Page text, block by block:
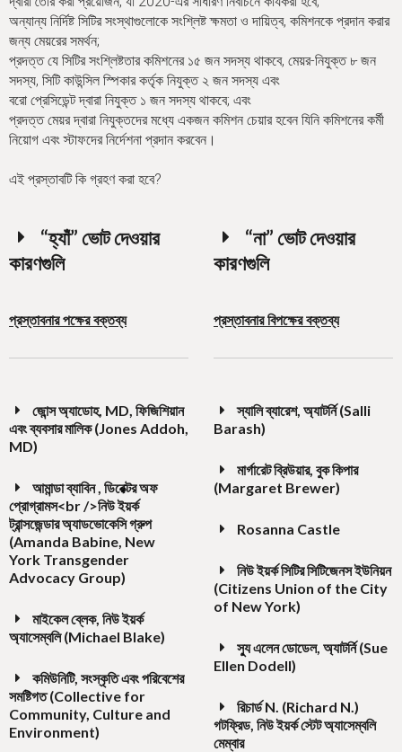
অন্যান্য নির্দিষ্ট সিটির সংস্থাগুলোকে সংশ্লিষ্ট ক্ষমতা ও দায়িত্ব, কমিশনকে প্রদান করার
জন্য মেয়রের সমর্থন;
প্রদত্ত যে সিটির সংশ্লিষ্টতার কমিশনের ১৫ জন সদস্য থাকবে, মেয়র-নিযুক্ত ৮ জন
সদস্য, সিটি কাউন্সিল স্পিকার কর্তৃক নিযুক্ত ২ জন সদস্য এবং
বরো প্রেসিডেন্ট দ্বারা নিযুক্ত ১ জন সদস্য থাকবে; এবং
প্রদত্ত মেয়র দ্বারা নিযুক্তদের মধ্যে একজন কমিশন চেয়ার হবেন যিনি কমিশনের কর্মী
নিয়োগ এবং স্টাফদের নির্দেশনা প্রদান করবেন।
এই প্রস্তাবটি কি গ্রহণ করা হবে?
“হ্যাঁ” ভোট দেওয়ার
কারণগুলি
“না” ভোট দেওয়ার
কারণগুলি
প্রস্তাবনার পক্ষের বক্তব্য
জোন্স অ্যাডোহ, MD, ফিজিশিয়ান
এবং ব্যবসার মালিক (Jones Addoh,
MD)
আমান্ডা ব্যাবিন , ডিরেক্টর অফ
প্রোগ্রামস<br />নিউ ইয়র্ক
ট্রান্সজেন্ডার অ্যাডভোকেসি গ্রুপ
(Amanda Babine, New
York Transgender
Advocacy Group)
মাইকেল ব্লেক, নিউ ইয়র্ক
অ্যাসেম্বলি (Michael Blake)
কমিউনিটি, সংস্কৃতি এবং পরিবেশের
সমষ্টিগত (Collective for
Community, Culture and
Environment)
প্রস্তাবনার বিপক্ষের বক্তব্য
স্যালি ব্যারেশ, অ্যাটর্নি (Salli
Barash)
মার্গারেট ব্রিউয়ার, বুক কিপার
(Margaret Brewer)
Rosanna Castle
নিউ ইয়র্ক সিটির সিটিজেনস ইউনিয়ন
(Citizens Union of the City
of New York)
স্যু এলেন ডোডেল, অ্যাটর্নি (Sue
Ellen Dodell)
রিচার্ড N. (Richard N.)
গটফ্রিড, নিউ ইয়র্ক স্টেট অ্যাসেম্বলি
মেম্বার